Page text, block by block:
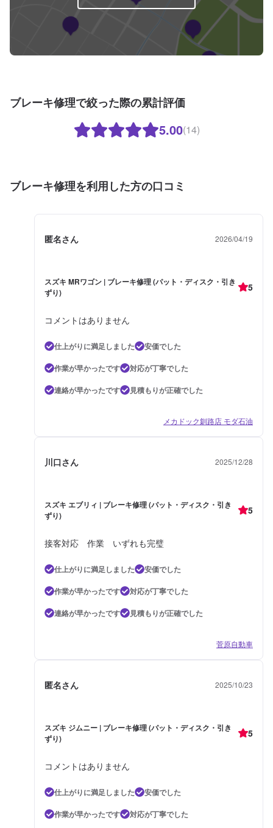
ブレーキ修理で絞った際の累計評価
5.00(14)
ブレーキ修理を利用した方の口コミ
匿名さん 2026/04/19
スズキ MRワゴン | ブレーキ修理 (パット・ディスク・引き
ずり)
5
コメントはありません
仕上がりに満足しました
安価でした
作業が早かったです
対応が丁寧でした
連絡が早かったです
見積もりが正確でした
メカドック釧路店 モダ石油
川口さん 2025/12/28
スズキ エブリィ | ブレーキ修理 (パット・ディスク・引き
ずり)
5
接客対応 作業 いずれも完璧
仕上がりに満足しました
安価でした
作業が早かったです
対応が丁寧でした
連絡が早かったです
見積もりが正確でした
菅原自動車
匿名さん 2025/10/23
スズキ ジムニー | ブレーキ修理 (パット・ディスク・引き
ずり)
5
コメントはありません
仕上がりに満足しました
安価でした
作業が早かったです
対応が丁寧でした